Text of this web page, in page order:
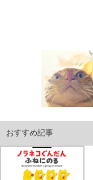
おすすめ記事